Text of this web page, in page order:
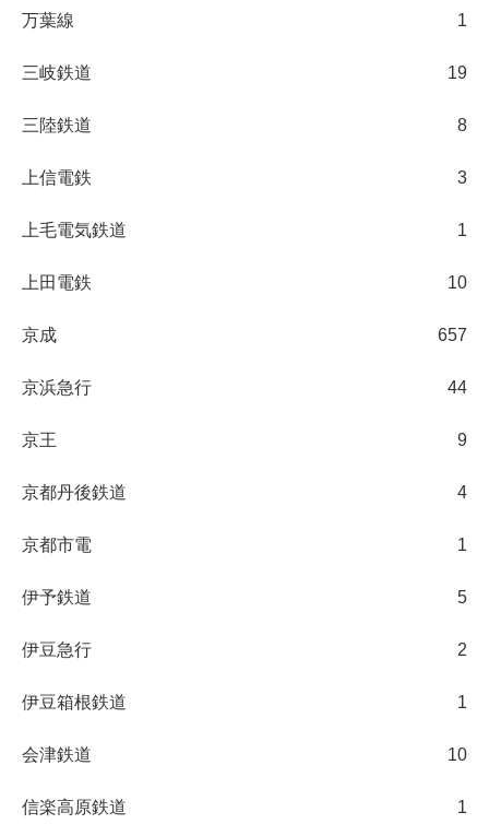
万葉線 1
三岐鉄道 19
三陸鉄道 8
上信電鉄 3
上毛電気鉄道 1
上田電鉄 10
京成 657
京浜急行 44
京王 9
京都丹後鉄道 4
京都市電 1
伊予鉄道 5
伊豆急行 2
伊豆箱根鉄道 1
会津鉄道 10
信楽高原鉄道 1